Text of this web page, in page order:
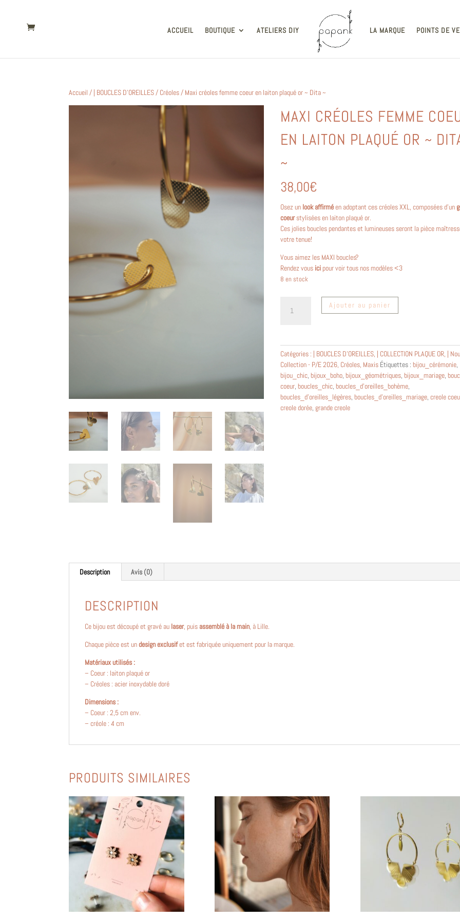
ACCUEIL BOUTIQUE ATELIERS DIY LA MARQUE POINTS DE
Accueil / | BOUCLES D'OREILLES/ Créoles/ Maxi créoles femme coeur en laiton plaqué or ~ Dita ~
MAXI CRÉOLES FEMME
EN LAITON PLAQUÉ OR ~
~
38,00€
Osez un look affirméen adoptant ces créoles XXL, composées d’un
coeurstylisées en laiton plaqué or.
Ces jolies boucles pendantes et lumineuses seront la pièce
votre tenue!
Vous aimez les MAXI boucles?
Rendez vous icipour voir tous nos modèles <3
8 en stock
femme
coeur
en
laiton
plaqué
or
~
Ajouter au panier
Catégories : | BOUCLES D'OREILLES, | COLLECTION PLAQUE OR, |
Collection - P/E 2026, Créoles, Maxis Étiquettes :bijou_cérémonie,
bijou_chic,bijoux_boho,bijoux_géométriques,bijoux_mariage,
coeur,boucles_chic,boucles_d'oreilles_bohème,
boucles_d'oreilles_légères,boucles_d'oreilles_mariage,creole
creole dorée, grande creole
Description Avis (0)
DESCRIPTION
Ce bijou est découpé et gravé au laser, puis assemblé à la main, à Lille.
Chaque pièce est undesign exclusifet est fabriquée uniquement pour la marque.
Matériaux utilisés :
– Coeur : laiton plaqué or
– Créoles : acier inoxydable doré
Dimensions :
– Coeur : 2,5 cm env.
– créole : 4 cm
PRODUITS SIMILAIRES